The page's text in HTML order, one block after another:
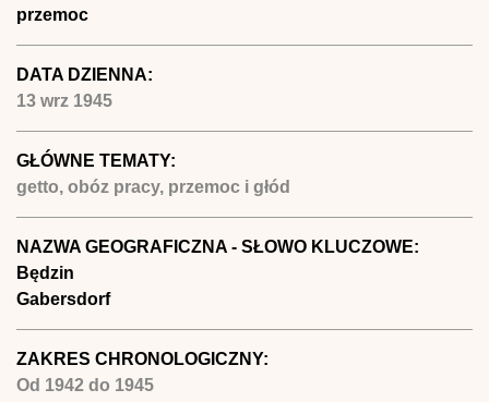
przemoc
DATA DZIENNA:
13 wrz 1945
GŁÓWNE TEMATY:
getto, obóz pracy, przemoc i głód
NAZWA GEOGRAFICZNA - SŁOWO KLUCZOWE:
Będzin
Gabersdorf
ZAKRES CHRONOLOGICZNY:
Od 1942 do 1945